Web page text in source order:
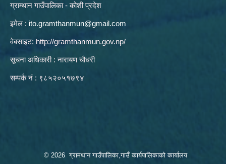
ग्राम्थान गाउँपालिका - कोशी प्रदेश
इमेल : ito.gramthanmun@gmail.com
वेबसाइट: http://gramthanmun.gov.np/
सूचना अधिकारी : नारायण चौधरी
सम्पर्क नं : ९८५२०५१७९४
© 2026 ग्रामथान गाउँपालिका,गाउँ कार्यपालिकाको कार्यालय